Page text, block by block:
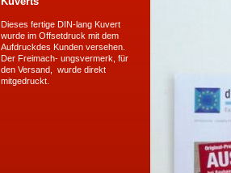
Dieses fertige DIN-lang Kuvert
wurde im Offsetdruck mit dem
Aufdruckdes Kunden versehen.
Der Freimach- ungsvermerk, für
den Versand, wurde direkt
mitgedruckt.